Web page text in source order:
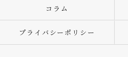
コラム
プライバシーポリシー